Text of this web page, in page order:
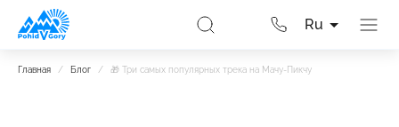
Ru
Главная / Блог / 🎁 Три самых популярных трека на Мачу-Пикчу